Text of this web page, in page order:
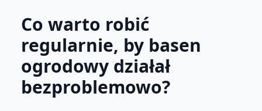
Co warto robić
regularnie, by basen
ogrodowy działał
bezproblemowo?